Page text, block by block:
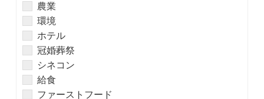
農業
環境
ホテル
冠婚葬祭
シネコン
給食
ファーストフード